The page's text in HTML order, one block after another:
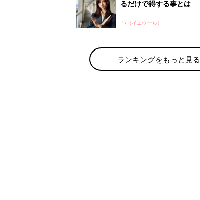
るだけで得する事とは
PR（イエウール）
ランキングをもっと見る